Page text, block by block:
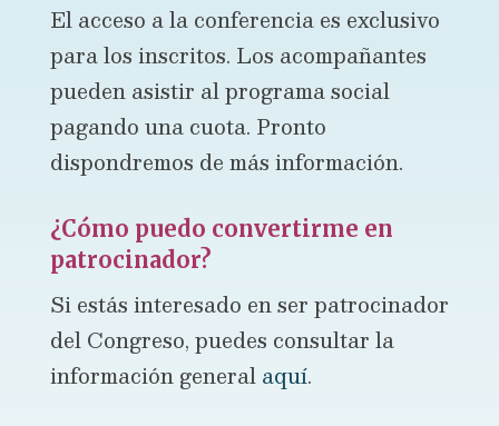
El acceso a la conferencia es exclusivo
para los inscritos. Los acompañantes
pueden asistir al programa social
pagando una cuota. Pronto
dispondremos de más información.
¿Cómo puedo convertirme en
patrocinador?
Si estás interesado en ser patrocinador
del Congreso, puedes consultar la
información generalaquí.